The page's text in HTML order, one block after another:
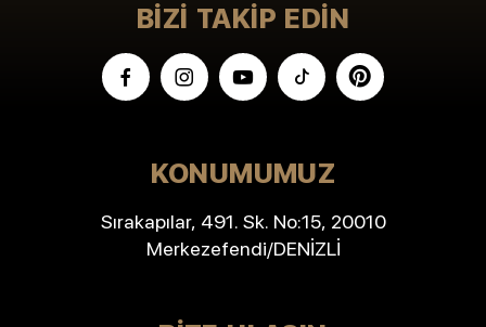
BIZI TAKIP EDIN
KONUMUMUZ
Sırakapılar, 491. Sk. No:15, 20010
Merkezefendi/DENİZLİ